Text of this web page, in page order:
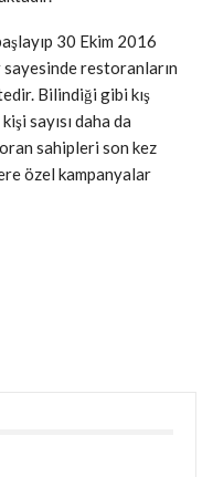
30 Ekim 2016
restoranların
Bilindiği gibi kış
sayısı daha da
sahipleri son kez
özel kampanyalar